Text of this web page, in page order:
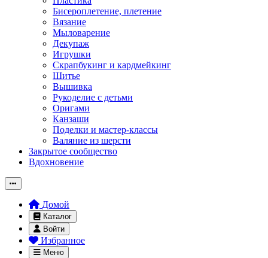
Бисероплетение, плетение
Вязание
Мыловарение
Декупаж
Игрушки
Скрапбукинг и кардмейкинг
Шитье
Вышивка
Рукоделие с детьми
Оригами
Канзаши
Поделки и мастер-классы
Валяние из шерсти
Закрытое сообщество
Вдохновение
Домой
Каталог
Войти
Избранное
Меню